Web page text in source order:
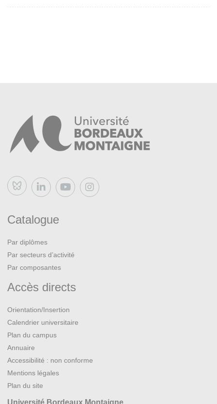
Bluesky
Catalogue
Par diplômes
Par secteurs d’activité
Par composantes
Accès directs
Orientation/Insertion
Calendrier universitaire
Plan du campus
Annuaire
Accessibilité : non conforme
Mentions légales
Plan du site